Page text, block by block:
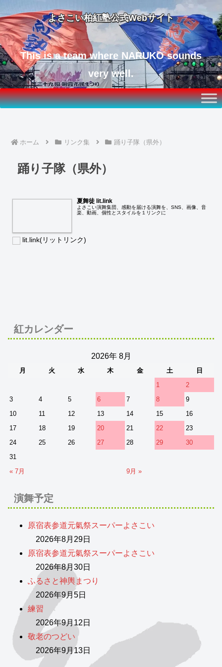
よさこい柏紅塾公式Webサイト
This is a team where NARUKO sounds
very well.
ホーム リンク集 踊り子隊（県外）
踊り子隊（県外）
夏舞徒 lit.link
よさこい演舞集団、感動を届ける演舞を、SNS、画像、音
楽、動画、個性とスタイルを１リンクに
lit.link(リットリンク)
紅カレンダー
2026年 8月
月 火 水 木 金 土
日
1
2
3
4 5 6 7 8
9
10
11 12 13 14 15
16
17
18 19 20 21 22
23
24
25 26 27 28 29
30
31
« 7月
9月 »
演舞予定
原宿表参道元氣祭スーパーよさこい
2026年8月29日
原宿表参道元氣祭スーパーよさこい
2026年8月30日
ふるさと神輿まつり
2026年9月5日
練習
2026年9月12日
敬老のつどい
2026年9月13日